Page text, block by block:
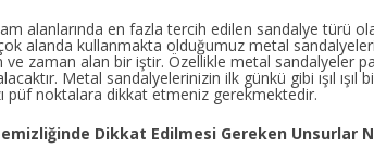
alanlarında en fazla tercih edilen sandalye türü
alanda kullanmakta olduğumuz metal
zaman alan bir iştir. Özellikle metal sandalyeler
Metal sandalyelerinizin ilk günkü gibi ışıl ışıl
püf noktalara dikkat etmeniz gerekmektedir.
Dikkat Edilmesi Gereken Unsurlar